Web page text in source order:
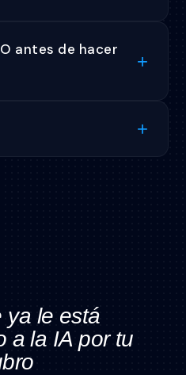
antes de hacer
ya le está
a la IA por tu